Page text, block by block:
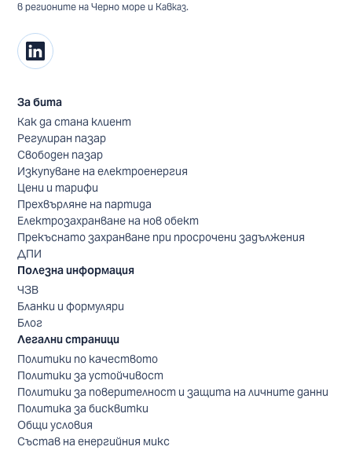
в регионите на Черно море и Кавказ.
За бита
Как да стана клиент
Регулиран пазар
Свободен пазар
Изкупуване на електроенергия
Цени и тарифи
Прехвърляне на партида
Електрозахранване на нов обект
Прекъснато захранване при просрочени задължения
ДПИ
Полезна информация
ЧЗВ
Бланки и формуляри
Блог
Легални страници
Политики по качеството
Политики за устойчивост
Политики за поверителност и защита на личните данни
Политика за бисквитки
Общи условия
Състав на енергийния микс